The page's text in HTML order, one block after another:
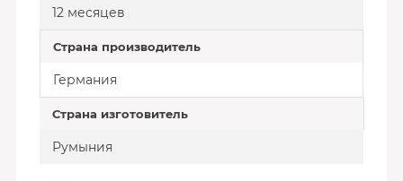
12 месяцев
Страна производитель
Германия
Страна изготовитель
Румыния